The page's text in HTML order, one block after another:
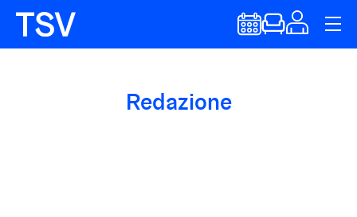
Redazione